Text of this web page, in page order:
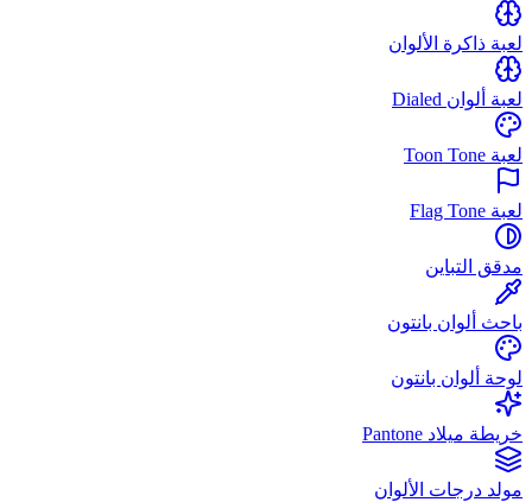
لعبة ذاكرة الألوان
لعبة ألوان Dialed
لعبة Toon Tone
لعبة Flag Tone
مدقق التباين
باحث ألوان بانتون
لوحة ألوان بانتون
خريطة ميلاد Pantone
مولد درجات الألوان